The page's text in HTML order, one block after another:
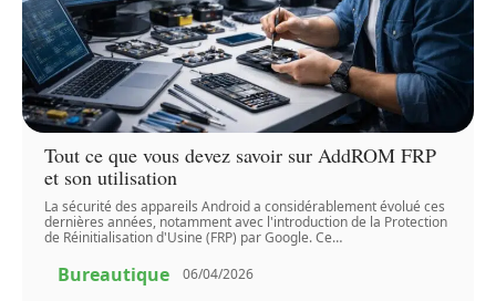
Tout ce que vous devez savoir sur AddROM FRP
et son utilisation
La sécurité des appareils Android a considérablement évolué ces
dernières années, notamment avec l'introduction de la Protection
de Réinitialisation d'Usine (FRP) par Google. Ce…
Bureautique 06/04/2026